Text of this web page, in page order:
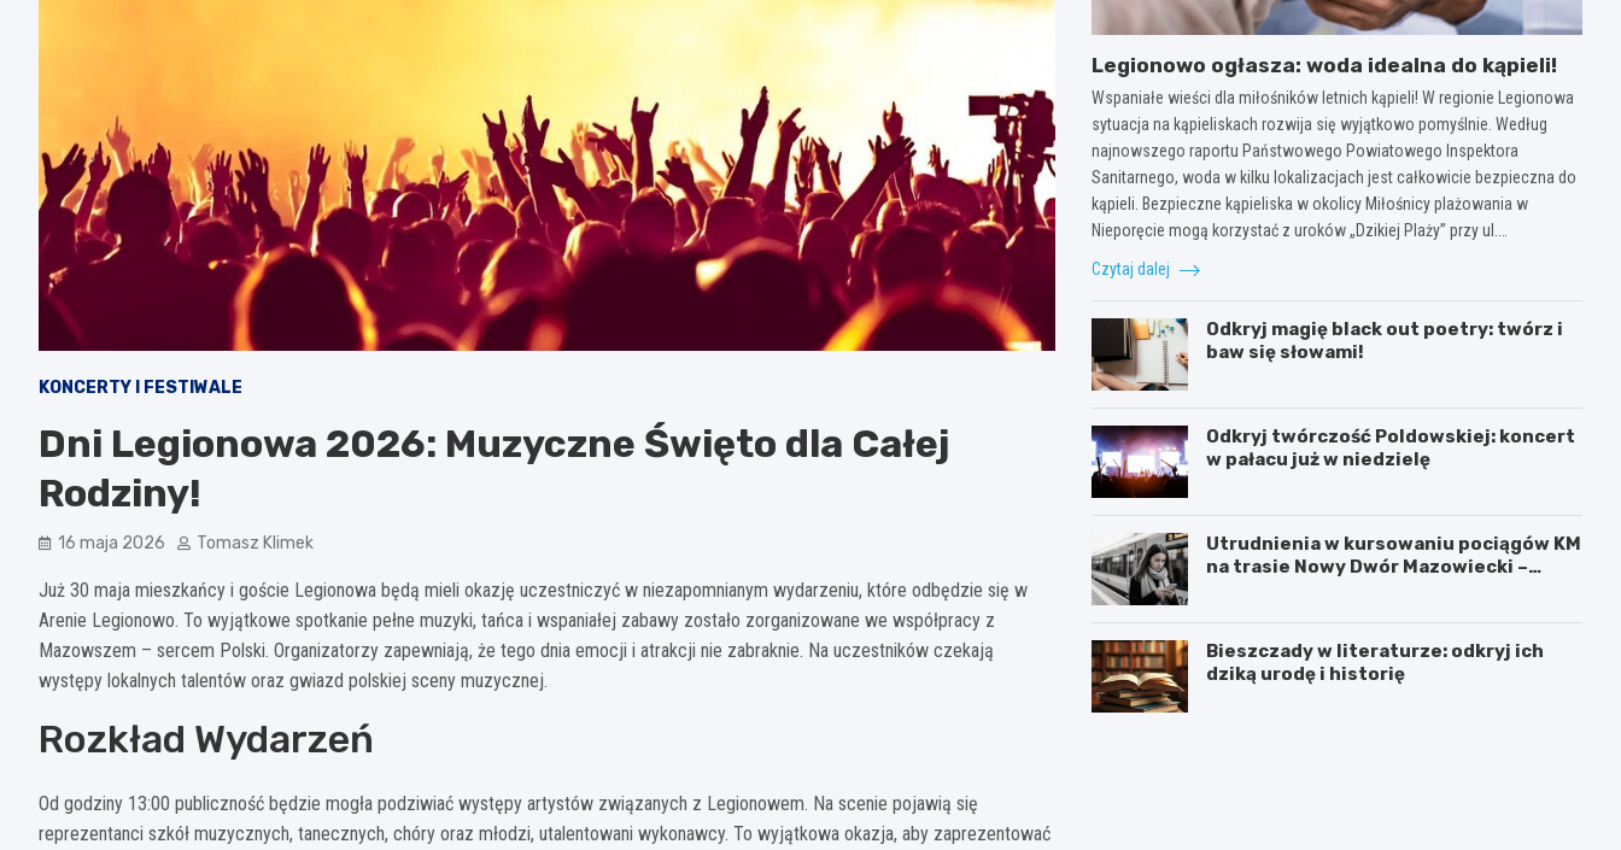
KONCERTY I FESTIWALE
Dni Legionowa 2026: Muzyczne Święto dla Całej
Rodziny!
16 maja 2026 Tomasz Klimek
Już 30 maja mieszkańcy i goście Legionowa będą mieli okazję uczestniczyć w niezapomnianym wydarzeniu, które odbędzie się w
Arenie Legionowo. To wyjątkowe spotkanie pełne muzyki, tańca i wspaniałej zabawy zostało zorganizowane we współpracy z
Mazowszem – sercem Polski. Organizatorzy zapewniają, że tego dnia emocji i atrakcji nie zabraknie. Na uczestników czekają
występy lokalnych talentów oraz gwiazd polskiej sceny muzycznej.
Rozkład Wydarzeń
Od godziny 13:00 publiczność będzie mogła podziwiać występy artystów związanych z Legionowem. Na scenie pojawią się
reprezentanci szkół muzycznych, tanecznych, chóry oraz młodzi, utalentowani wykonawcy. To wyjątkowa okazja, aby zaprezentować
Legionowo ogłasza: woda idealna do kąpieli!
Wspaniałe wieści dla miłośników letnich kąpieli! W regionie Legionowa
sytuacja na kąpieliskach rozwija się wyjątkowo pomyślnie. Według
najnowszego raportu Państwowego Powiatowego Inspektora
Sanitarnego, woda w kilku lokalizacjach jest całkowicie bezpieczna do
kąpieli. Bezpieczne kąpieliska w okolicy Miłośnicy plażowania w
Nieporęcie mogą korzystać z uroków „Dzikiej Plaży” przy ul.…
Czytaj dalej
Odkryj magię black out poetry: twórz i
baw się słowami!
Odkryj twórczość Poldowskiej: koncert
w pałacu już w niedzielę
Utrudnienia w kursowaniu pociągów KM
na trasie Nowy Dwór Mazowiecki –
Bieszczady w literaturze: odkryj ich
dziką urodę i historię